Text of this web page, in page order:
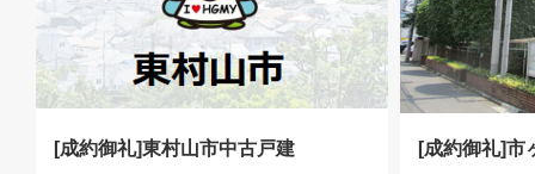
[成約御礼]東村山市中古戸建 [成約御礼]市